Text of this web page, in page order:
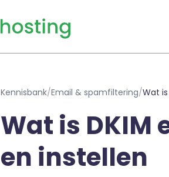
Kennisbank/Email & spamfiltering/Wat
Wat is DKIM
en instellen